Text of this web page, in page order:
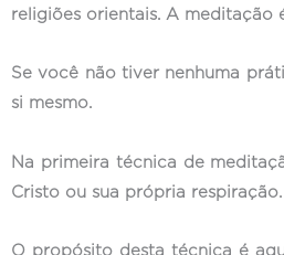
religiões orientais. A meditação
Se você não tiver nenhuma
si mesmo.
Na primeira técnica de
Cristo ou sua própria respiração.
O propósito desta técnica é